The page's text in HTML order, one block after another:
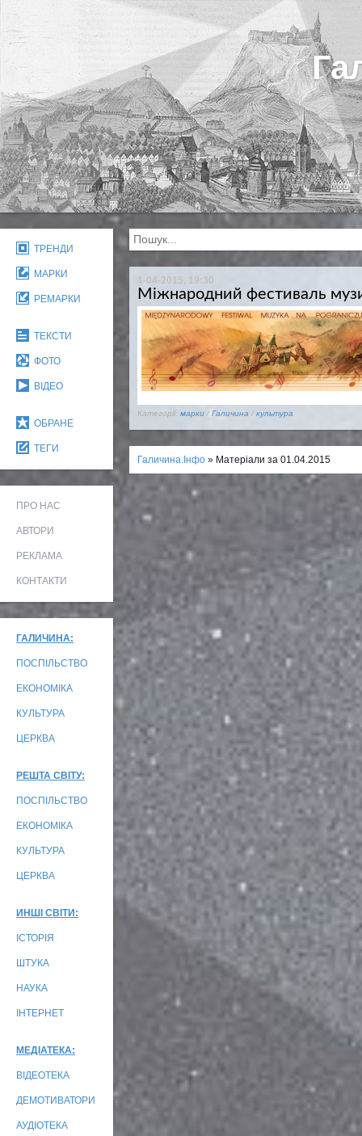
ТРЕНДИ
МАРКИ
РЕМАРКИ
ТЕКСТИ
ФОТО
ВІДЕО
ОБРАНЕ
ТЕГИ
ПРО НАС
АВТОРИ
РЕКЛАМА
КОНТАКТИ
ГАЛИЧИНА:
ПОСПІЛЬСТВО
ЕКОНОМІКА
КУЛЬТУРА
ЦЕРКВА
РЕШТА СВІТУ:
ПОСПІЛЬСТВО
ЕКОНОМІКА
КУЛЬТУРА
ЦЕРКВА
ИНШІ СВІТИ:
ІСТОРІЯ
ШТУКА
НАУКА
ІНТЕРНЕТ
МЕДІАТЕКА:
ВІДЕОТЕКА
ДЕМОТИВАТОРИ
АУДІОТЕКА
1-04-2015, 19:30
Міжнародний фестиваль
Категорії: марки /Галичина / культура
Галичина.Інфо » Матеріали за 01.04.2015